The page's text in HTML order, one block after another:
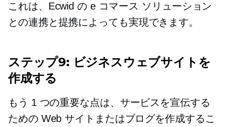
これは、Ecwid の e コマース ソリューション
との連携と提携によっても実現できます。
ステップ9: ビジネスウェブサイトを
作成する
もう 1 つの重要な点は、サービスを宣伝する
ための Web サイトまたはブログを作成するこ